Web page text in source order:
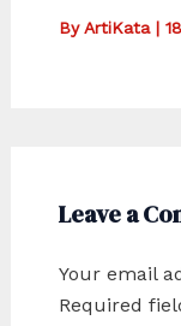
ByArtiKata |
Leave a
Your email
Required